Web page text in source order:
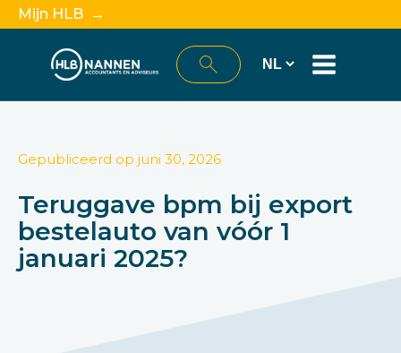
Mijn HLB →
Gepubliceerd op juni 30, 2026
Teruggave bpm bij export
bestelauto van vóór 1
januari 2025?